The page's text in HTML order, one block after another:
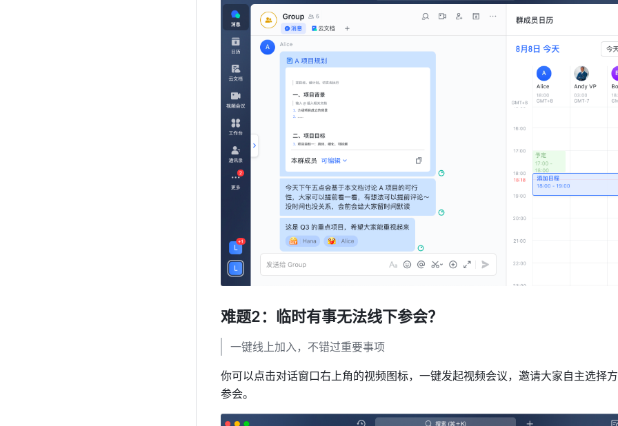
难题2：临时有事无法线下参会？
一键线上加入，不错过重要事项
你可以点击对话窗口右上角的视频图标，一键发起视频会议，邀请大家自主选择
参会。